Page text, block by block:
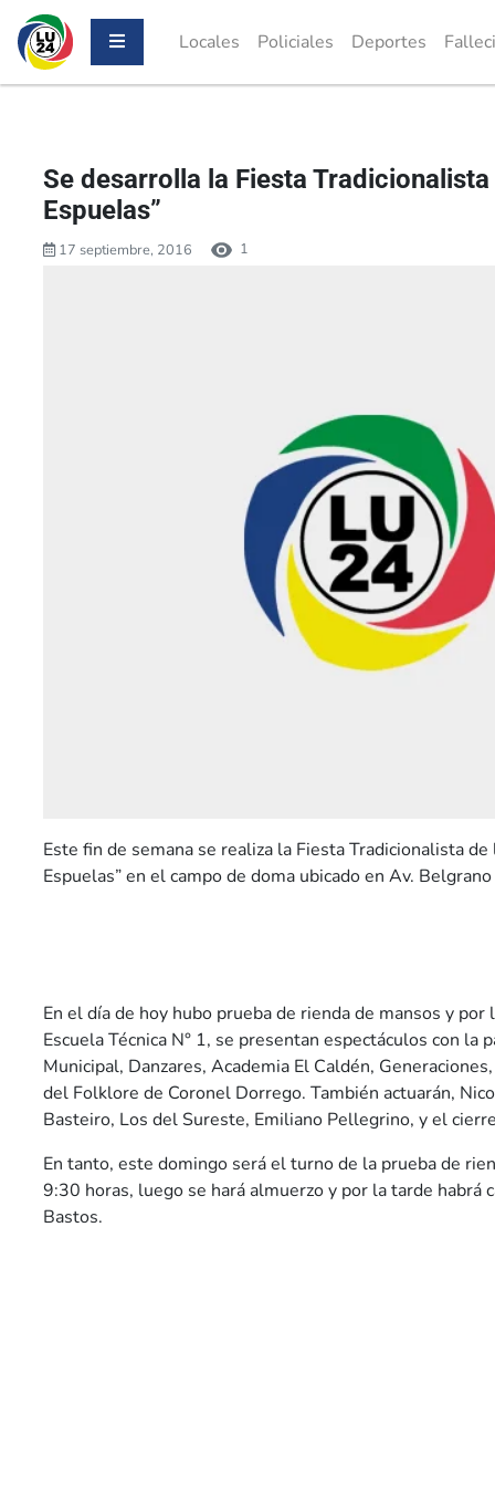
Locales Policiales Deportes
Se desarrolla la Fiesta
Espuelas”
17 septiembre, 2016 1
Este fin de semana se realiza la Fiesta Tradicionalista de
Espuelas” en el campo de doma ubicado en Av.
En el día de hoy hubo prueba de rienda de mansos y por
Escuela Técnica N° 1, se presentan espectáculos con la
Municipal, Danzares, Academia El Caldén,
del Folklore de Coronel Dorrego. También actuarán,
Basteiro, Los del Sureste, Emiliano Pellegrino, y el
En tanto, este domingo será el turno de la prueba de
9:30 horas, luego se hará almuerzo y por la tarde habrá
Bastos.